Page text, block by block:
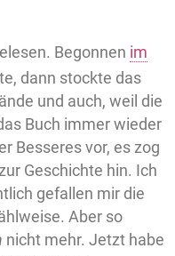
Begonnen im
dann stockte das
und auch, weil die
Buch immer wieder
Besseres vor, es zog
Geschichte hin. Ich
gefallen mir die
Aber so
nicht mehr. Jetzt habe